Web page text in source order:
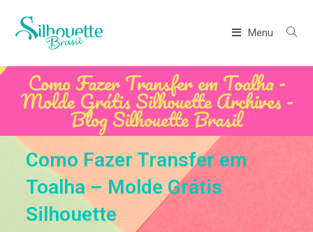
Menu
Como Fazer Transfer em Toalha -
Molde Grátis Silhouette Archives -
Blog Silhouette Brasil
Como Fazer Transfer em
Toalha – Molde Grátis
Silhouette